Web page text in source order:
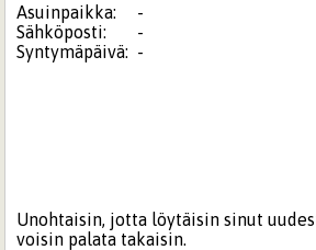
Asuinpaikka:
-
Sähköposti:
-
Syntymäpäivä: -
Unohtaisin, jotta löytäisin sinut
voisin palata takaisin.